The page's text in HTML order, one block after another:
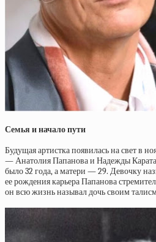
Семья и начало пути
Будущая артистка появилась на свет в
— Анатолия Папанова и Надежды
было 32 года, а матери — 29. Девочку
ее рождения карьера Папанова
он всю жизнь называл дочь своим